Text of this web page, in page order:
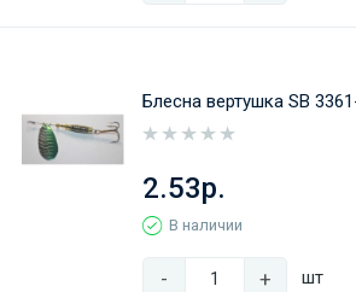
Блесна вертушка SB
2.53р.
В наличии
- + шт